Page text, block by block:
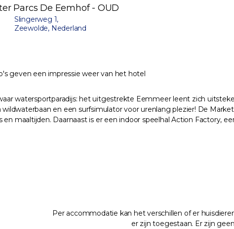
Parcs De Eemhof - OUD
Slingerweg 1,
Zeewolde, Nederland
geven een impressie weer van het hotel
watersportparadijs: het uitgestrekte Eemmeer leent zich
en een surfsimulator voor urenlang plezier! De
maaltijden. Daarnaast is er een indoor speelhal Action Factory,
Per accommodatie kan het verschillen of er
er zijn toegestaan. Er zijn